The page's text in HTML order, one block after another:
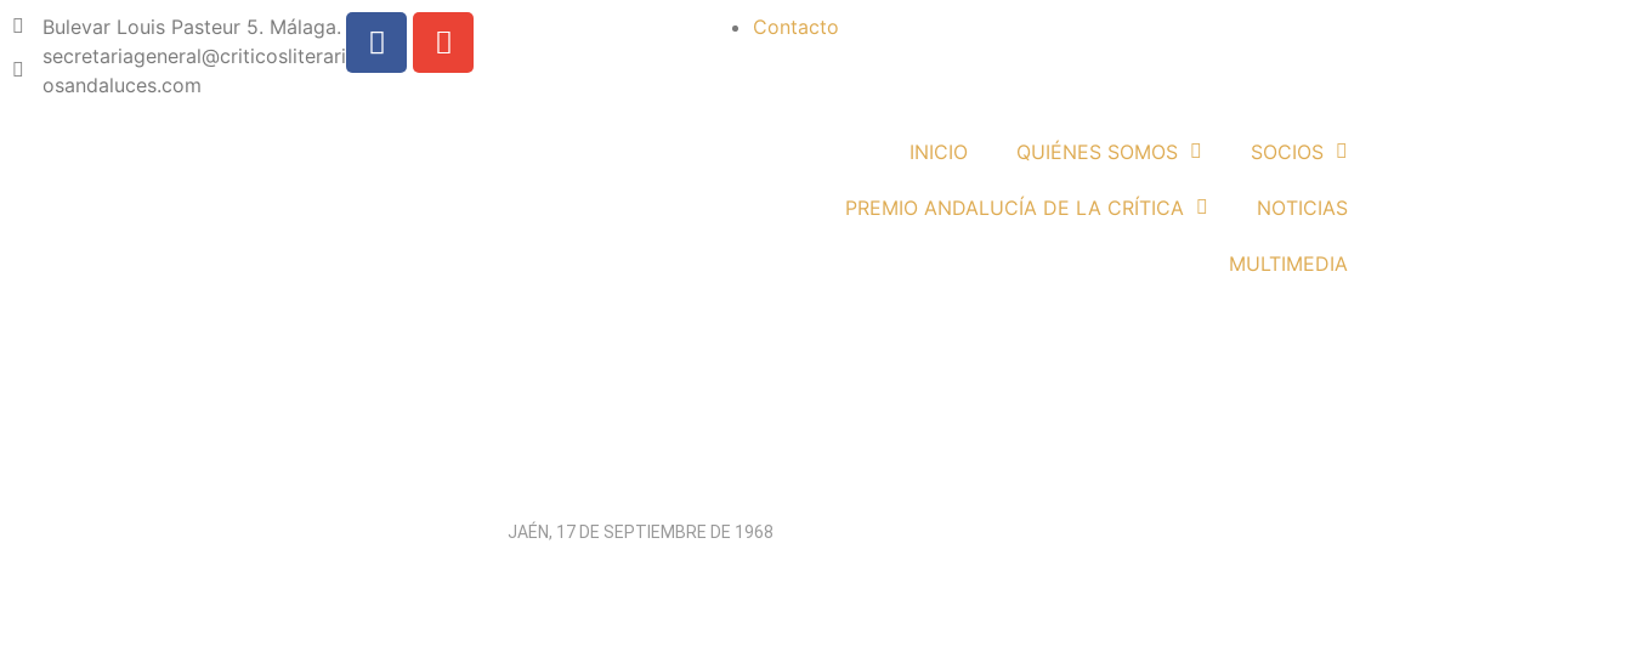
Bulevar Louis Pasteur 5. Málaga.
secretariageneral@criticosliterari
osandaluces.com
Contacto
INICIO QUIÉNES SOMOS SOCIOS
PREMIO ANDALUCÍA DE LA CRÍTICA NOTICIAS
MULTIMEDIA
JAÉN, 17 DE SEPTIEMBRE DE 1968